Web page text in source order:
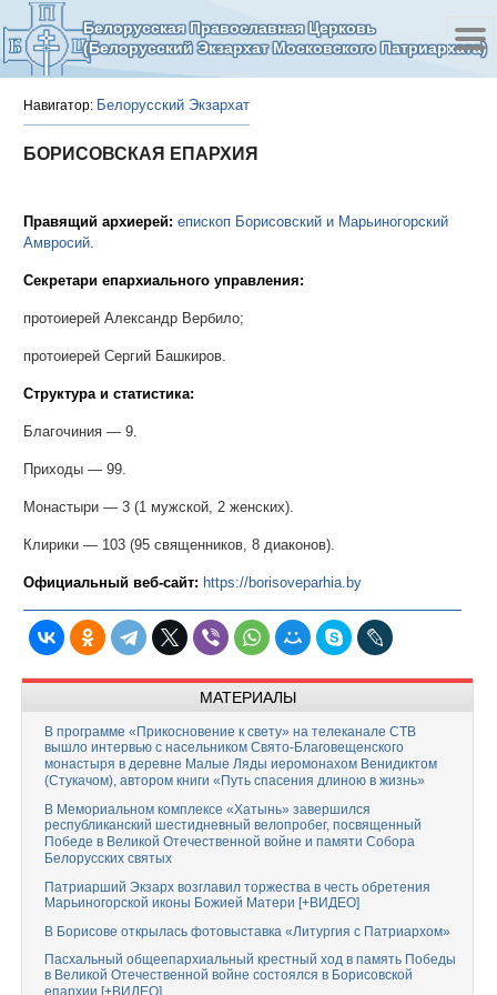
Белорусская Православная Церковь
(Белорусский Экзархат Московского Патриархата)
Навигатор: Белорусский Экзархат
БОРИСОВСКАЯ ЕПАРХИЯ
Правящий архиерей: епископ Борисовский и Марьиногорский
Амвросий.
Секретари епархиального управления:
протоиерей Александр Вербило;
протоиерей Сергий Башкиров.
Структура и статистика:
Благочиния — 9.
Приходы — 99.
Монастыри — 3 (1 мужской, 2 женских).
Клирики — 103 (95 священников, 8 диаконов).
Официальный веб-сайт: https://borisoveparhia.by
МАТЕРИАЛЫ
В программе «Прикосновение к свету» на телеканале СТВ
вышло интервью с насельником Свято-Благовещенского
монастыря в деревне Малые Ляды иеромонахом Венидиктом
(Стукачом), автором книги «Путь спасения длиною в жизнь»
В Мемориальном комплексе «Хатынь» завершился
республиканский шестидневный велопробег, посвященный
Победе в Великой Отечественной войне и памяти Собора
Белорусских святых
Патриарший Экзарх возглавил торжества в честь обретения
Марьиногорской иконы Божией Матери [+ВИДЕО]
В Борисове открылась фотовыставка «Литургия с Патриархом»
Пасхальный общеепархиальный крестный ход в память Победы
в Великой Отечественной войне состоялся в Борисовской